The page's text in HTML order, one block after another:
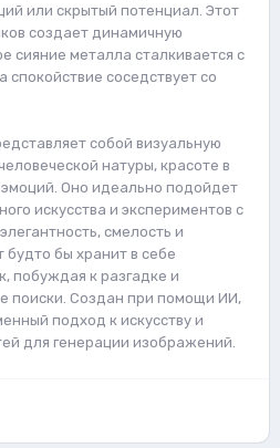
или скрытый потенциал. Этот
создает динамичную
сияние металла сталкивается с
спокойствие соседствует со
собой визуальную
натуры, красоте в
Оно идеально подойдет
искусства и экспериментов с
смелость и
будто бы хранит в себе
побуждая к разгадке и
поиски. Создан при помощи ИИ,
подход к искусству и
для генерации изображений.